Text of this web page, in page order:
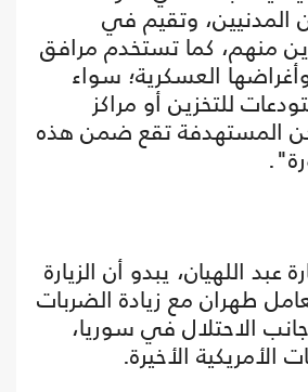
المدنيين، وتقيم في
منهم، كما تستخدم مرافق
وأغراضها العسكرية؛ سواء
للتخزين أو مراكز
المستهدفة تقع ضمن هذه
عبد اللهيان، يبدو أن الزيارة
طهران مع زيادة الضربات
الاحتلال في سوريا،
الأمريكية الأخيرة.